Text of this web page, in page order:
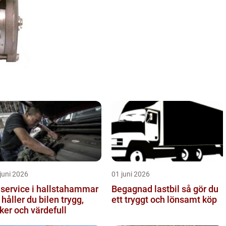
2026
i hallstahammar
håller du bilen trygg,
och värdefull
01 juni 2026
Begagnad lastbil så gör du
ett tryggt och lönsamt köp